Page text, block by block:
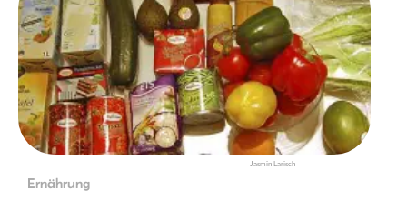
Jasmin Larisch
Ernährung